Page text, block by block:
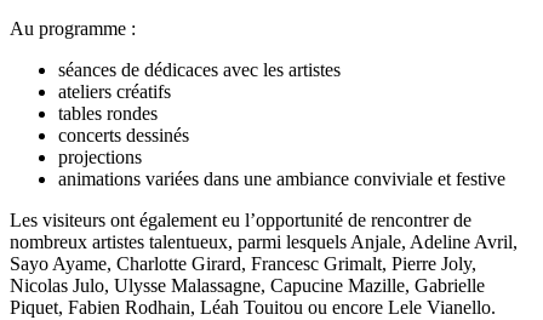
Au programme :
séances de dédicaces avec les artistes
ateliers créatifs
tables rondes
concerts dessinés
projections
animations variées dans une ambiance conviviale et festive
Les visiteurs ont également eu l’opportunité de rencontrer de
nombreux artistes talentueux, parmi lesquels Anjale, Adeline Avril,
Sayo Ayame, Charlotte Girard, Francesc Grimalt, Pierre Joly,
Nicolas Julo, Ulysse Malassagne, Capucine Mazille, Gabrielle
Piquet, Fabien Rodhain, Léah Touitou ou encore Lele Vianello.